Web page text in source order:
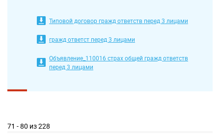
Типовой договор гражд ответств перед 3 лицами
гражд ответст перед 3 лицами
Объявление_110016 страх общей гражд ответств
перед 3 лицами
71 - 80 из 228